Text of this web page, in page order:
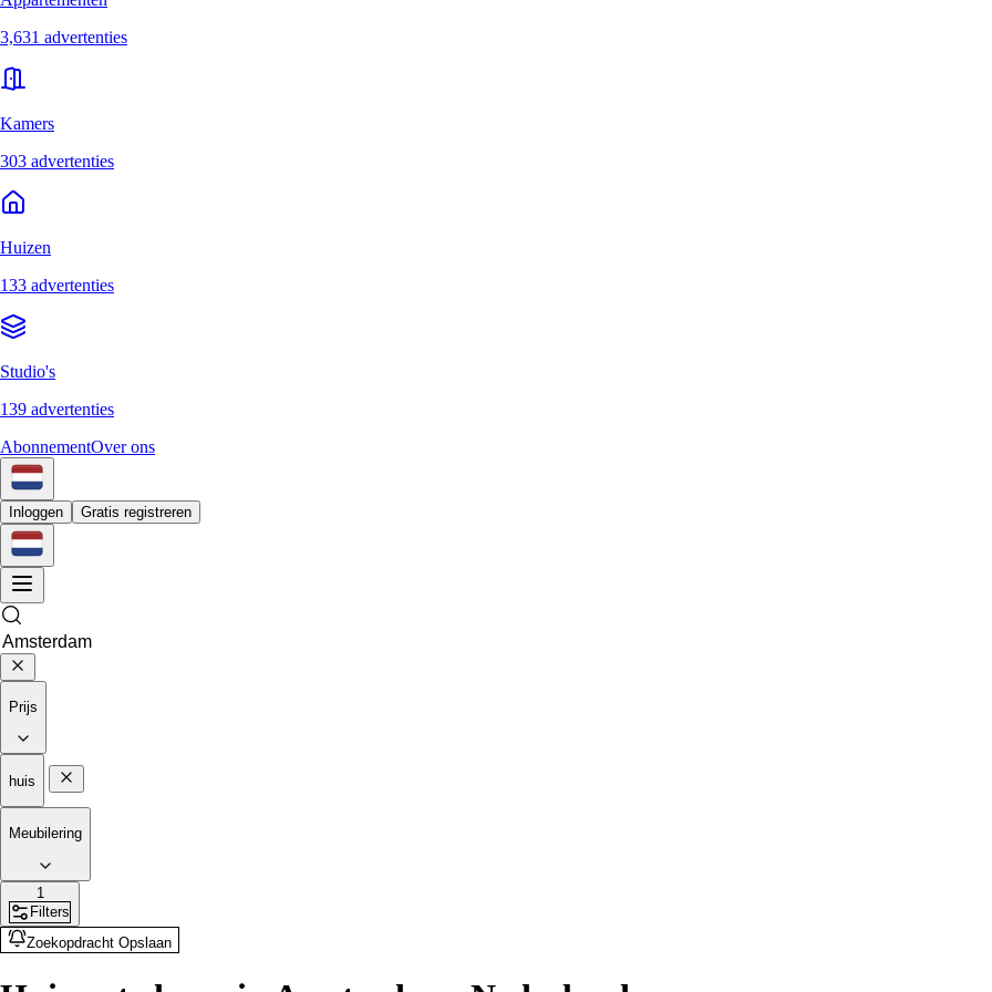
3,631 advertenties
Kamers
303 advertenties
Huizen
133 advertenties
Studio's
139 advertenties
AbonnementOver ons
Inloggen Gratis registreren
Prijs
huis
Meubilering
1
Filters
Zoekopdracht Opslaan